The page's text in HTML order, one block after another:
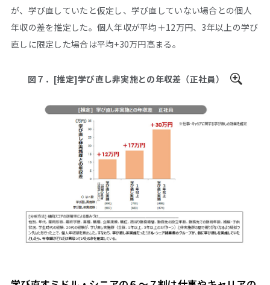
が、学び直していたと仮定し、学び直していない場合との個人
年収の差を推定した。個人年収が平均＋12万円、3年以上の学び
直しに限定した場合は平均+30万円高まる。
図７．[推定]学び直し非実施との年収差（正社員）